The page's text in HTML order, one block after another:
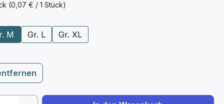
(0,07 € / 1 Stück)
M
Gr. L Gr. XL